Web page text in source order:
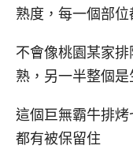
熟度，每一個部
不會像桃園某家
熟，另一半整個
這個巨無霸牛排
都有被保留住